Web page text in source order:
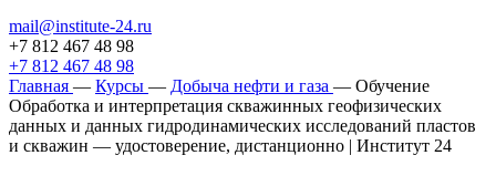
mail@institute-24.ru
+7 812 467 48 98
+7 812 467 48 98
Главная — Курсы — Добыча нефти и газа — Обучение
Обработка и интерпретация скважинных геофизических
данных и данных гидродинамических исследований пластов
и скважин — удостоверение, дистанционно | Институт 24